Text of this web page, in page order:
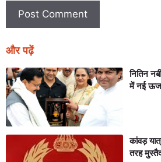
और पढ़ें
नितिन
में नई
कांवड़
तरह